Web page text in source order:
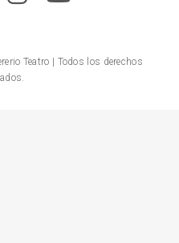
Teatro | Todos los derechos